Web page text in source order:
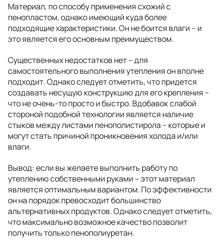
Материал, по способу применения схожий с
пенопластом, однако имеющий куда более
подходящие характеристики. Он не боится влаги – и
это является его основным преимуществом.
Существенных недостатков нет – для
самостоятельного выполнения утепления он вполне
подходит. Однако следует отметить, что придется
создавать несущую конструкцию для его крепления –
что не очень-то просто и быстро. Вдобавок слабой
стороной подобной технологии является наличие
стыков между листами пенополистирола – которые и
могут стать причиной проникновения холода и/или
влаги.
Вывод: если вы желаете выполнить работу по
утеплению собственными руками – этот материал
является оптимальным вариантом. По эффективности
он на порядок превосходит большинство
альтернативных продуктов. Однако следует отметить,
что максимально возможное качество позволит
получить только пенополиуретан.